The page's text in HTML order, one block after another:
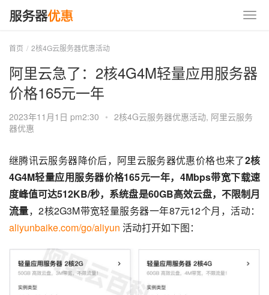
首页 2核4G云服务器优惠活动
阿里云急了：2核4G4M轻量应用服务器
价格165元一年
2023年11月1日 pm2:30 • 2核4G云服务器优惠活动, 阿里云服务
器优惠
继腾讯云服务器降价后，阿里云服务器优惠价格也来了2核
4G4M轻量应用服务器价格165元一年，4Mbps带宽下载速
度峰值可达512KB/秒，系统盘是60GB高效云盘，不限制月
流量，2核2G3M带宽轻量服务器一年87元12个月，活动：
aliyunbaike.com/go/aliyun 活动打开如下图：